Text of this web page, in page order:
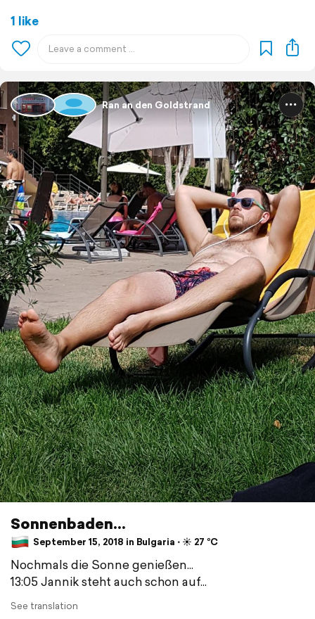
1 like
Ran an den Goldstrand
Sonnenbaden...
September 15, 2018 in Bulgaria ⋅ ☀️ 27 °C
Nochmals die Sonne genießen...
13:05 Jannik steht auch schon auf...
See translation